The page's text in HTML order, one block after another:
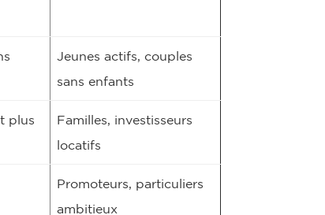
Jeunes actifs, couples
sans enfants
plus
Familles, investisseurs
locatifs
Promoteurs, particuliers
ambitieux